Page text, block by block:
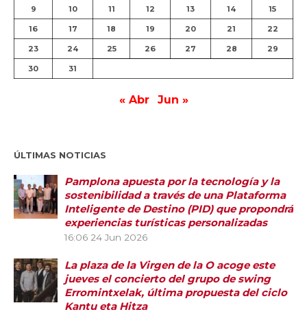
9 10 11 12 13 14 15
16 17 18 19 20 21 22
23 24 25 26 27 28 29
30 31
« Abr Jun »
ÚLTIMAS NOTICIAS
Pamplona apuesta por la tecnología y la
sostenibilidad a través de una Plataforma
Inteligente de Destino (PID) que propondrá
experiencias turísticas personalizadas
16:06 24 Jun 2026
La plaza de la Virgen de la O acoge este
jueves el concierto del grupo de swing
Erromintxelak, última propuesta del ciclo
Kantu eta Hitza